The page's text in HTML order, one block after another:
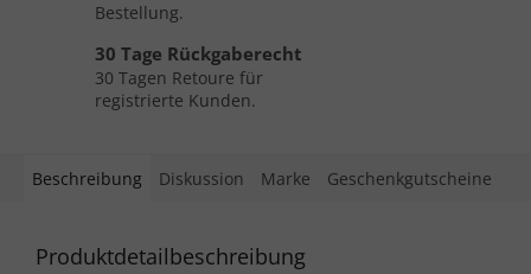
Bestellung.
30 Tage Rückgaberecht
30 Tagen Retoure für
registrierte Kunden.
Beschreibung Diskussion Marke Geschenkgutscheine
Produktdetailbeschreibung